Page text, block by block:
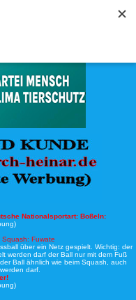
Nationalsportart: Boßeln:
Fuwate
über ein Netz gespielt. Wichtig: der
werden darf der Ball nur mit dem Fuß
Ball ähnlich wie beim Squash, auch
darf.